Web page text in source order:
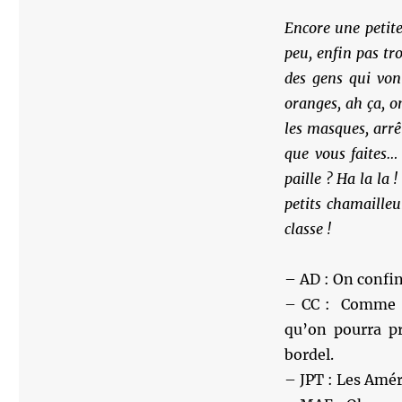
Encore une
peu, enfin pas
des gens qui
oranges, ah ça,
les masques,
que vous
paille ? Ha la la
petits
classe !
– AD : On
– CC : Comme
qu’on pourra
bordel.
– JPT : Les